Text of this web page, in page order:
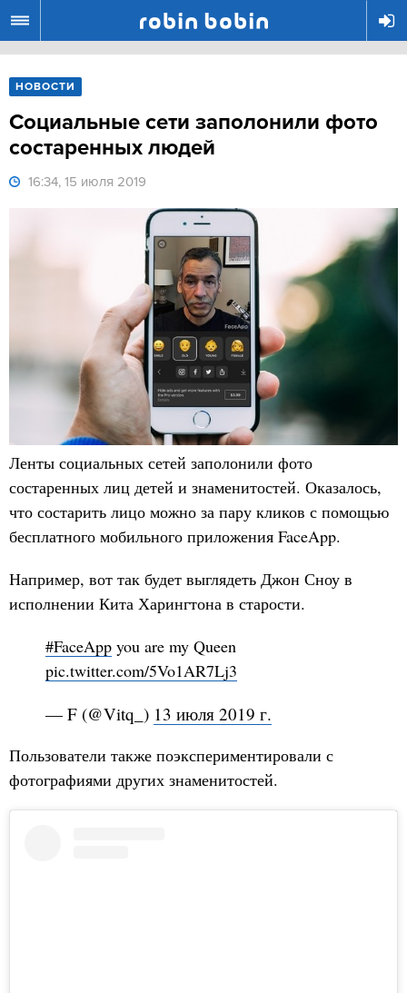
НОВОСТИ
Социальные сети заполонили фото
состаренных людей
16:34, 15 июля 2019
Ленты социальных сетей заполонили фото
состаренных лиц детей и знаменитостей. Оказалось,
что состарить лицо можно за пару кликов с помощью
бесплатного мобильного приложения FaceApp.
Например, вот так будет выглядеть Джон Сноу в
исполнении Кита Харингтона в старости.
#FaceApp you are my Queen
pic.twitter.com/5Vo1AR7Lj3
— F (@Vitq_) 13 июля 2019 г.
Пользователи также поэкспериментировали с
фотографиями других знаменитостей.